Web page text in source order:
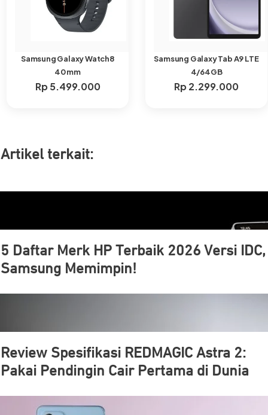
Samsung Galaxy Watch8
40 mm
Rp5.499.000
Samsung Galaxy Tab A9 LTE
4/64GB
Rp2.299.000
Artikel terkait:
5 Daftar Merk HP Terbaik 2026 Versi IDC,
Samsung Memimpin!
Review Spesifikasi REDMAGIC Astra 2:
Pakai Pendingin Cair Pertama di Dunia